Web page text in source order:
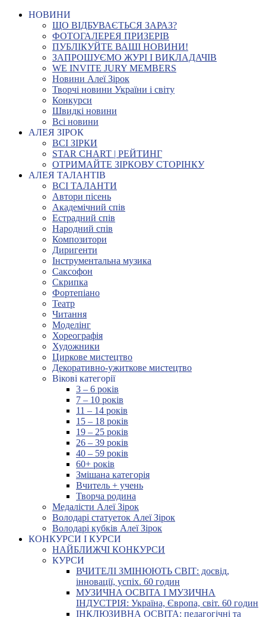
НОВИНИ
ЩО ВІДБУВАЄТЬСЯ ЗАРАЗ?
ФОТОГАЛЕРЕЯ ПРИЗЕРІВ
ПУБЛІКУЙТЕ ВАШІ НОВИНИ!
ЗАПРОШУЄМО ЖУРІ І ВИКЛАДАЧІВ
WE INVITE JURY MEMBERS
Новини Алеї Зірок
Творчі новини України і світу
Конкурси
Швидкі новини
Всі новини
АЛЕЯ ЗІРОК
ВСІ ЗІРКИ
STAR CHART | РЕЙТИНГ
ОТРИМАЙТЕ ЗІРКОВУ СТОРІНКУ
АЛЕЯ ТАЛАНТІВ
ВСІ ТАЛАНТИ
Автори пісень
Академічний спів
Естрадний спів
Народний спів
Композитори
Диригенти
Інструментальна музика
Саксофон
Скрипка
Фортепіано
Театр
Читання
Моделінг
Хореографія
Художники
Циркове мистецтво
Декоративно-ужиткове мистецтво
Вікові категорії
3 – 6 років
7 – 10 років
11 – 14 років
15 – 18 років
19 – 25 років
26 – 39 років
40 – 59 років
60+ років
Змішана категорія
Вчитель + учень
Творча родина
Медалісти Алеї Зірок
Володарі статуеток Алеї Зірок
Володарі кубків Алеї Зірок
КОНКУРСИ І КУРСИ
НАЙБЛИЖЧІ КОНКУРСИ
КУРСИ
ВЧИТЕЛІ ЗМІНЮЮТЬ СВІТ: досвід,
інновації, успіх. 60 годин
МУЗИЧНА ОСВІТА І МУЗИЧНА
ІНДУСТРІЯ: Україна, Європа, світ. 60 годин
ІНКЛЮЗИВНА ОСВІТА: педагогічні та